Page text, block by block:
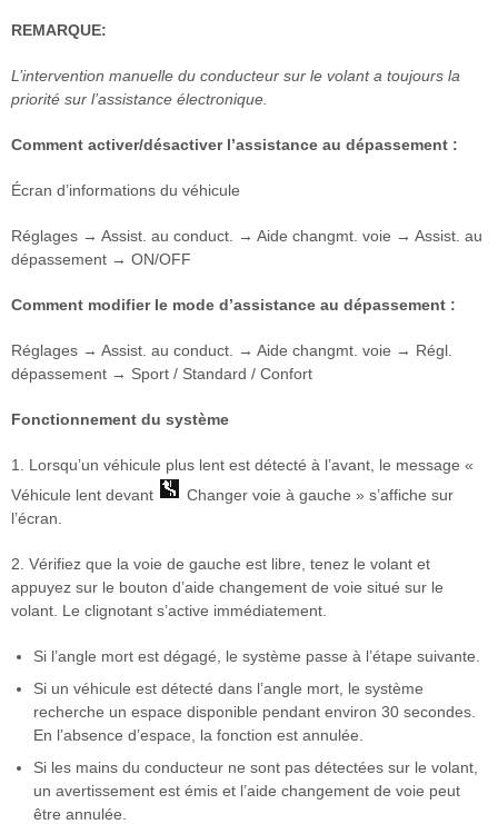
REMARQUE:
L’intervention manuelle du conducteur sur le volant a toujours la
priorité sur l’assistance électronique.
Comment activer/désactiver l’assistance au dépassement :
Écran d’informations du véhicule
Réglages → Assist. au conduct. → Aide changmt. voie → Assist. au
dépassement → ON/OFF
Comment modifier le mode d’assistance au dépassement :
Réglages → Assist. au conduct. → Aide changmt. voie → Régl.
dépassement → Sport / Standard / Confort
Fonctionnement du système
1. Lorsqu’un véhicule plus lent est détecté à l’avant, le message «
Véhicule lent devant
Changer voie à gauche » s’affiche sur
l’écran.
2. Vérifiez que la voie de gauche est libre, tenez le volant et
appuyez sur le bouton d’aide changement de voie situé sur le
volant. Le clignotant s’active immédiatement.
Si l’angle mort est dégagé, le système passe à l’étape suivante.
Si un véhicule est détecté dans l’angle mort, le système
recherche un espace disponible pendant environ 30 secondes.
En l’absence d’espace, la fonction est annulée.
Si les mains du conducteur ne sont pas détectées sur le volant,
un avertissement est émis et l’aide changement de voie peut
être annulée.